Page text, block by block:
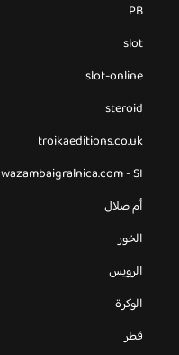
PB
slot
slot-online
steroid
troikaeditions.co.uk
wazambaigralnica.com - SI
أم صلال
الخور
الرويس
الوكرة
قطر